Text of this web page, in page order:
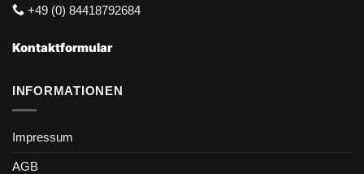
+49 (0) 84418792684
Kontaktformular
INFORMATIONEN
Impressum
AGB